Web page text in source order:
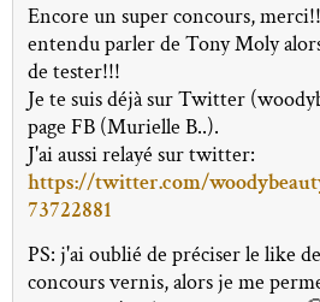
Encore un super concours,
entendu parler de Tony Moly
de tester!!!
Je te suis déjà sur Twitter
page FB (Murielle B..).
J'ai aussi relayé sur twitter:
https://twitter.com/
73722881
PS: j'ai oublié de préciser le like
concours vernis, alors je me